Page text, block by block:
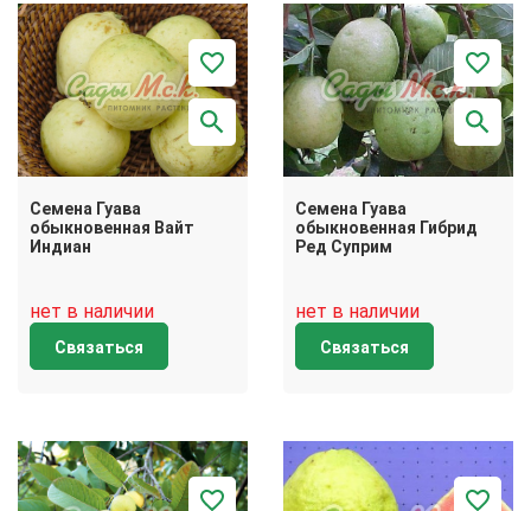
Семена Гуава
обыкновенная Вайт
Индиан
нет в наличии
Связаться
Семена Гуава
обыкновенная Гибрид
Ред Суприм
нет в наличии
Связаться